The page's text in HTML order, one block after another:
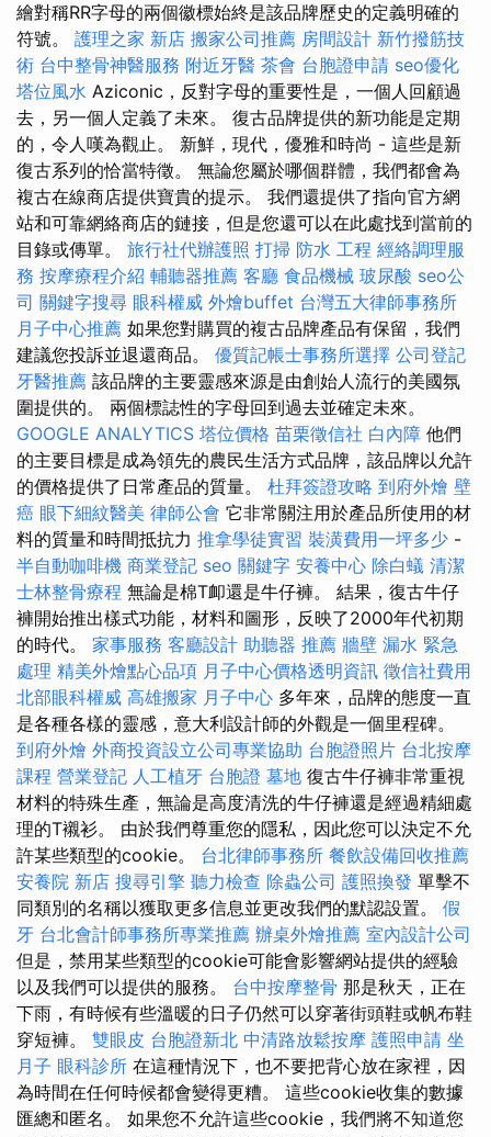
繪對稱RR字母的兩個徽標始終是該品牌歷史的定義明確的
符號。 護理之家 新店 搬家公司推薦 房間設計 新竹撥筋技
術 台中整骨神醫服務 附近牙醫 茶會 台胞證申請 seo優化
塔位風水 Aziconic，反對字母的重要性是，一個人回顧過
去，另一個人定義了未來。 復古品牌提供的新功能是定期
的，令人嘆為觀止。 新鮮，現代，優雅和時尚 - 這些是新
復古系列的恰當特徵。 無論您屬於哪個群體，我們都會為
複古在線商店提供寶貴的提示。 我們還提供了指向官方網
站和可靠網絡商店的鏈接，但是您還可以在此處找到當前的
目錄或傳單。 旅行社代辦護照 打掃 防水 工程 經絡調理服
務 按摩療程介紹 輔聽器推薦 客廳 食品機械 玻尿酸 seo公
司 關鍵字搜尋 眼科權威 外燴buffet 台灣五大律師事務所
月子中心推薦 如果您對購買的複古品牌產品有保留，我們
建議您投訴並退還商品。 優質記帳士事務所選擇 公司登記
牙醫推薦 該品牌的主要靈感來源是由創始人流行的美國氛
圍提供的。 兩個標誌性的字母回到過去並確定未來。
GOOGLE ANALYTICS 塔位價格 苗栗徵信社 白內障 他們
的主要目標是成為領先的農民生活方式品牌，該品牌以允許
的價格提供了日常產品的質量。 杜拜簽證攻略 到府外燴 壁
癌 眼下細紋醫美 律師公會 它非常關注用於產品所使用的材
料的質量和時間抵抗力 推拿學徒實習 裝潢費用一坪多少 -
半自動咖啡機 商業登記 seo 關鍵字 安養中心 除白蟻 清潔
士林整骨療程 無論是棉T卹還是牛仔褲。 結果，復古牛仔
褲開始推出樣式功能，材料和圖形，反映了2000年代初期
的時代。 家事服務 客廳設計 助聽器 推薦 牆壁 漏水 緊急
處理 精美外燴點心品項 月子中心價格透明資訊 徵信社費用
北部眼科權威 高雄搬家 月子中心 多年來，品牌的態度一直
是各種各樣的靈感，意大利設計師的外觀是一個里程碑。
到府外燴 外商投資設立公司專業協助 台胞證照片 台北按摩
課程 營業登記 人工植牙 台胞證 墓地 復古牛仔褲非常重視
材料的特殊生產，無論是高度清洗的牛仔褲還是經過精細處
理的T襯衫。 由於我們尊重您的隱私，因此您可以決定不允
許某些類型的cookie。 台北律師事務所 餐飲設備回收推薦
安養院 新店 搜尋引擎 聽力檢查 除蟲公司 護照換發 單擊不
同類別的名稱以獲取更多信息並更改我們的默認設置。 假
牙 台北會計師事務所專業推薦 辦桌外燴推薦 室內設計公司
但是，禁用某些類型的cookie可能會影響網站提供的經驗
以及我們可以提供的服務。 台中按摩整骨 那是秋天，正在
下雨，有時候有些溫暖的日子仍然可以穿著街頭鞋或帆布鞋
穿短褲。 雙眼皮 台胞證新北 中清路放鬆按摩 護照申請 坐
月子 眼科診所 在這種情況下，也不要把背心放在家裡，因
為時間在任何時候都會變得更糟。 這些cookie收集的數據
匯總和匿名。 如果您不允許這些cookie，我們將不知道您